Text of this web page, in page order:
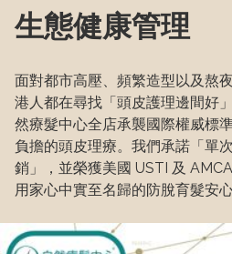
生態健康管理
面對都市高壓、頻繁造型以及熬
港人都在尋找「頭皮護理邊間好
然療髮中心全店承襲國際權威標
負擔的頭皮理療。我們承諾「單
銷」，並榮獲美國 USTI 及
用家心中實至名歸的防脫育髮安